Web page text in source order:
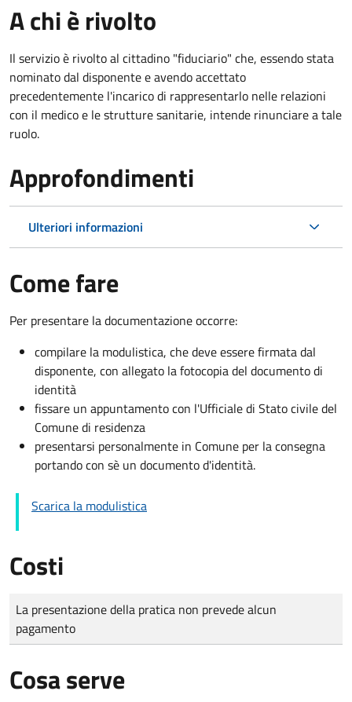
A chi è rivolto
Il servizio è rivolto al cittadino "fiduciario" che, essendo stata
nominato dal disponente e avendo accettato
precedentemente l'incarico di rappresentarlo nelle relazioni
con il medico e le strutture sanitarie, intende rinunciare a tale
ruolo.
Approfondimenti
Ulteriori informazioni
Come fare
Per presentare la documentazione occorre:
compilare la modulistica, che deve essere firmata dal
disponente, con allegato la fotocopia del documento di
identità
fissare un appuntamento con l'Ufficiale di Stato civile del
Comune di residenza
presentarsi personalmente in Comune per la consegna
portando con sè un documento d'identità.
Scarica la modulistica
Costi
Tipo di pagamento
Importo
La presentazione della pratica non prevede alcun
pagamento
Cosa serve